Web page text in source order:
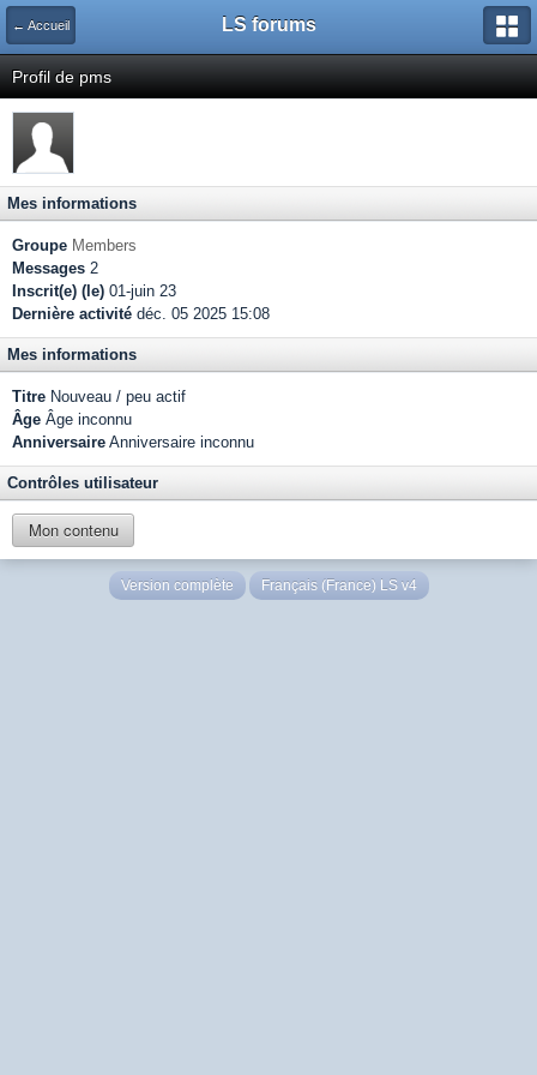
← Accueil LS forums
Profil de pms
Mes informations
Groupe Members
Messages 2
Inscrit(e) (le) 01-juin 23
Dernière activité déc. 05 2025 15:08
Mes informations
Titre Nouveau / peu actif
Âge Âge inconnu
Anniversaire Anniversaire inconnu
Contrôles utilisateur
Mon contenu
Version complète Français (France) LS v4